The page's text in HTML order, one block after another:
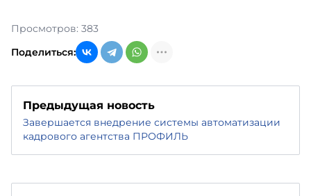
Просмотров: 383
Поделиться:
Предыдущая новость
Завершается внедрение системы автоматизации
кадрового агентства ПРОФИЛЬ